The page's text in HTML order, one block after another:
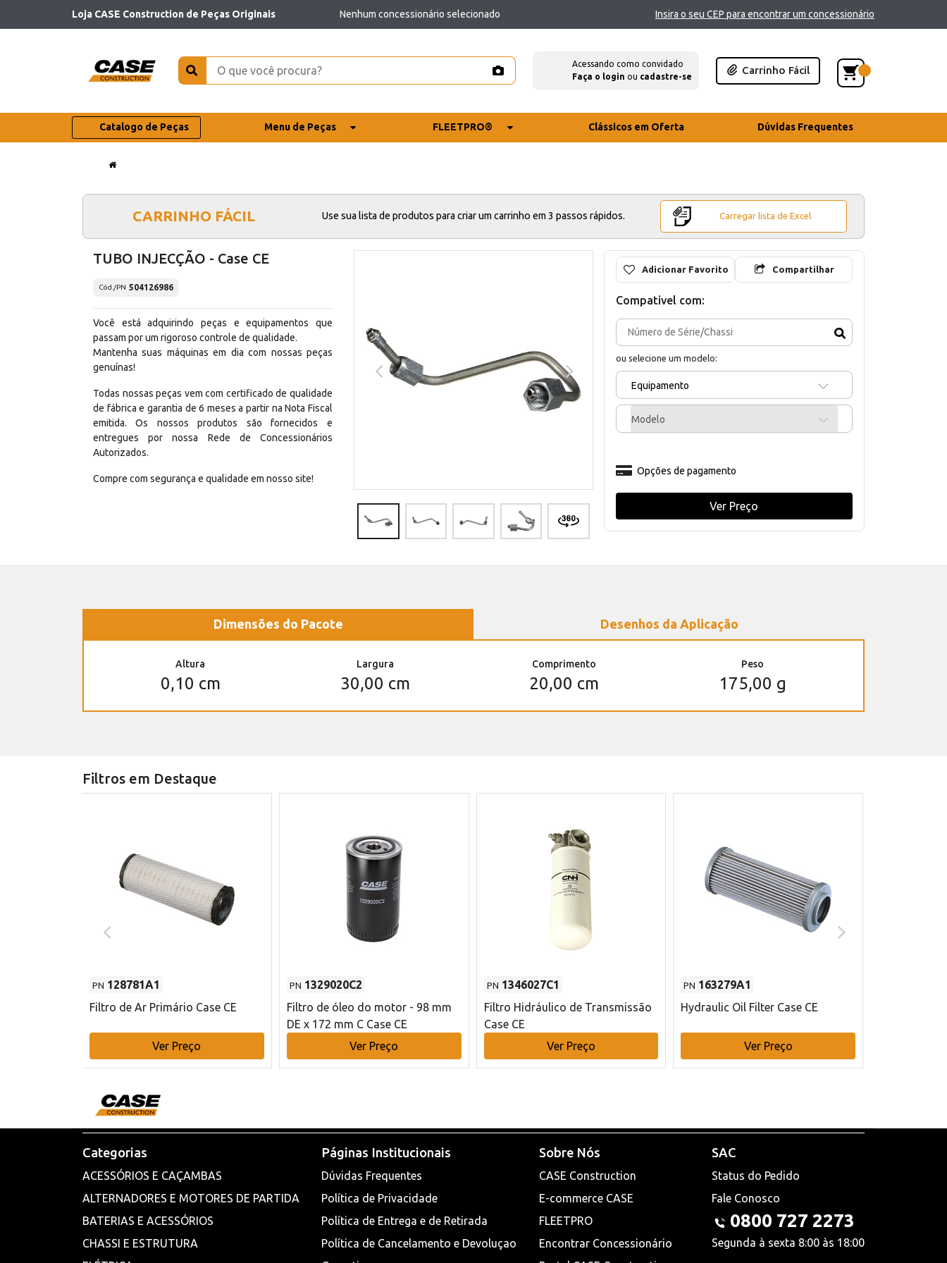
Loja CASE Construction de Peças Originais Nenhum concessionário selecionado Insira o seu CEP para encontrar um concessionário
Acessando como convidado
Faça o login ou cadastre-se
Carrinho Fácil
Catalogo de Peças Menu de Peças FLEETPRO® Clássicos em Oferta Dúvidas Frequentes
CARRINHO FÁCIL Use sua lista de produtos para criar um carrinho em 3 passos rápidos. Carregar lista de Excel
TUBO INJECÇÃO - Case CE
Cód./PN 504126986
Você está adquirindo peças e equipamentos que
passam por um rigoroso controle de qualidade.
Mantenha suas máquinas em dia com nossas peças
genuínas!
Todas nossas peças vem com certificado de qualidade
de fábrica e garantia de 6 meses a partir na Nota Fiscal
emitida. Os nossos produtos são fornecidos e
entregues por nossa Rede de Concessionários
Autorizados.
Compre com segurança e qualidade em nosso site!
Adicionar Favorito Compartilhar
Compativel com:
ou selecione um modelo:
Equipamento
Modelo
Opções de pagamento
Ver Preço
Dimensões do Pacote Desenhos da Aplicação
Altura
0,10 cm
Largura
30,00 cm
Comprimento
20,00 cm
Peso
175,00 g
Filtros em Destaque
PN 128781A1
Filtro de Ar Primário Case CE
Ver Preço
PN 1329020C2
Filtro de óleo do motor - 98 mm
DE x 172 mm C Case CE
Ver Preço
PN 1346027C1
Filtro Hidráulico de Transmissão
Case CE
Ver Preço
PN 163279A1
Hydraulic Oil Filter Case CE
Ver Preço
Categorias
ACESSÓRIOS E CAÇAMBAS
ALTERNADORES E MOTORES DE PARTIDA
BATERIAS E ACESSÓRIOS
CHASSI E ESTRUTURA
Páginas Institucionais
Dúvidas Frequentes
Política de Privacidade
Política de Entrega e de Retirada
Política de Cancelamento e Devoluçao
Sobre Nós
CASE Construction
E-commerce CASE
FLEETPRO
Encontrar Concessionário
SAC
Status do Pedido
Fale Conosco
0800 727 2273
Segunda à sexta 8:00 às 18:00